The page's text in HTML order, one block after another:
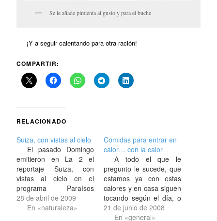
Se le añade pimienta al gusto y para el buche
¡Y a seguir calentando para otra ración!
COMPARTIR:
RELACIONADO
Suiza, con vistas al cielo
El pasado Domingo
emitieron en La 2 el
reportaje Suiza, con
vistas al cielo en el
programa Paraísos
Cercanos. 54 minutos
que tratan sobre los
28 de abril de 2009
En «naturaleza»
Comidas para entrar en
calor… con la calor
A todo el que le
pregunto le sucede, que
estamos ya con estas
calores y en casa siguen
tocando según el día, o
según le apetece a
quien cocine, las
21 de junio de 2008
En «general»